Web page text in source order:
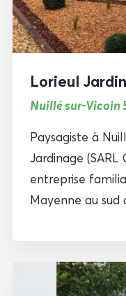
Lorieul
Nuillé sur-Vicoin
Paysagiste à
Jardinage
entreprise
Mayenne au sud